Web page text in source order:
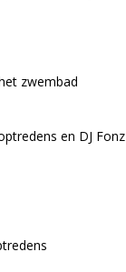
zwembad
en DJ